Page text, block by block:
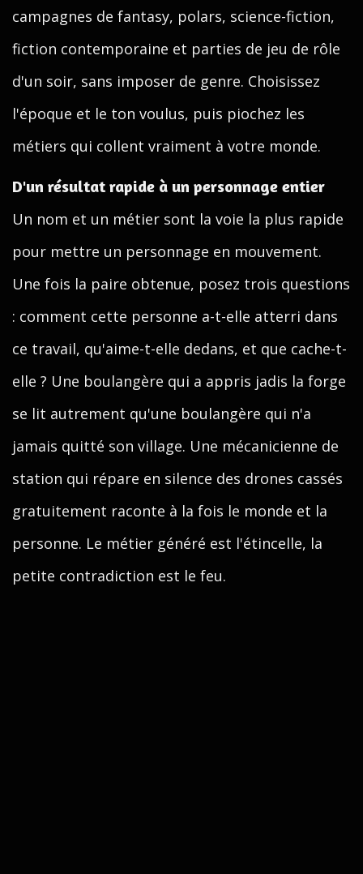
campagnes de fantasy, polars, science-fiction,
fiction contemporaine et parties de jeu de rôle
d'un soir, sans imposer de genre. Choisissez
l'époque et le ton voulus, puis piochez les
métiers qui collent vraiment à votre monde.
D'un résultat rapide à un personnage entier
Un nom et un métier sont la voie la plus rapide
pour mettre un personnage en mouvement.
Une fois la paire obtenue, posez trois questions
: comment cette personne a-t-elle atterri dans
ce travail, qu'aime-t-elle dedans, et que cache-t-
elle ? Une boulangère qui a appris jadis la forge
se lit autrement qu'une boulangère qui n'a
jamais quitté son village. Une mécanicienne de
station qui répare en silence des drones cassés
gratuitement raconte à la fois le monde et la
personne. Le métier généré est l'étincelle, la
petite contradiction est le feu.